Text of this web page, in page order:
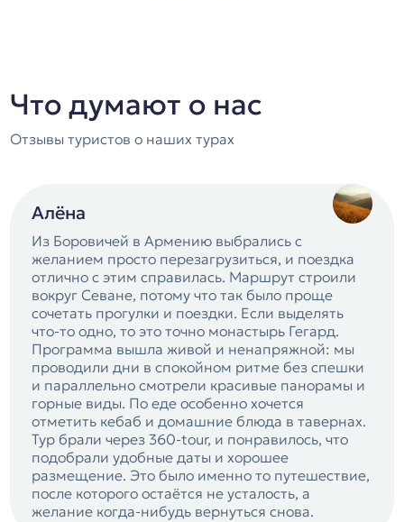
Что думают о нас
Отзывы туристов о наших турах
Алёна
Из Боровичей в Армению выбрались с
желанием просто перезагрузиться, и поездка
отлично с этим справилась. Маршрут строили
вокруг Севане, потому что так было проще
сочетать прогулки и поездки. Если выделять
что-то одно, то это точно монастырь Гегард.
Программа вышла живой и ненапряжной: мы
проводили дни в спокойном ритме без спешки
и параллельно смотрели красивые панорамы и
горные виды. По еде особенно хочется
отметить кебаб и домашние блюда в тавернах.
Тур брали через 360-tour, и понравилось, что
подобрали удобные даты и хорошее
размещение. Это было именно то путешествие,
после которого остаётся не усталость, а
желание когда-нибудь вернуться снова.